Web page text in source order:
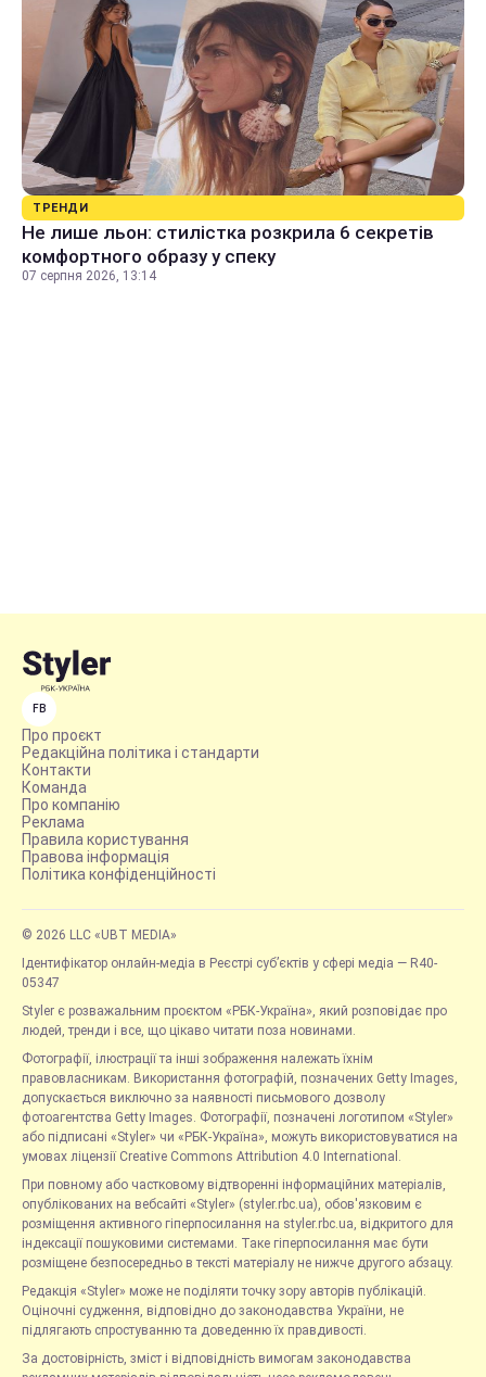
ТРЕНДИ
Не лише льон: стилістка розкрила 6 секретів
комфортного образу у спеку
07 серпня 2026, 13:14
FB
Про проєкт
Редакційна політика і стандарти
Контакти
Команда
Про компанію
Реклама
Правила користування
Правова інформація
Політика конфіденційності
© 2026 LLC «UBT MEDIA»
Ідентифікатор онлайн-медіа в Реєстрі суб’єктів у сфері медіа — R40-
05347
Styler є розважальним проєктом «РБК-Україна», який розповідає про
людей, тренди і все, що цікаво читати поза новинами.
Фотографії, ілюстрації та інші зображення належать їхнім
правовласникам. Використання фотографій, позначених Getty Images,
допускається виключно за наявності письмового дозволу
фотоагентства Getty Images. Фотографії, позначені логотипом «Styler»
або підписані «Styler» чи «РБК-Україна», можуть використовуватися на
умовах ліцензії Creative Commons Attribution 4.0 International.
При повному або частковому відтворенні інформаційних матеріалів,
опублікованих на вебсайті «Styler» (styler.rbc.ua), обов'язковим є
розміщення активного гіперпосилання на styler.rbc.ua, відкритого для
індексації пошуковими системами. Таке гіперпосилання має бути
розміщене безпосередньо в тексті матеріалу не нижче другого абзацу.
Редакція «Styler» може не поділяти точку зору авторів публікацій.
Оціночні судження, відповідно до законодавства України, не
підлягають спростуванню та доведенню їх правдивості.
За достовірність, зміст і відповідність вимогам законодавства